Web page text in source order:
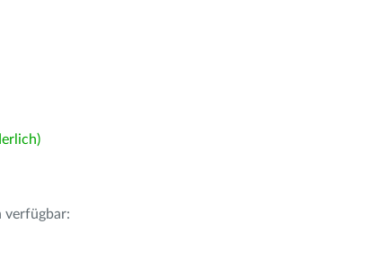
verfügbar: